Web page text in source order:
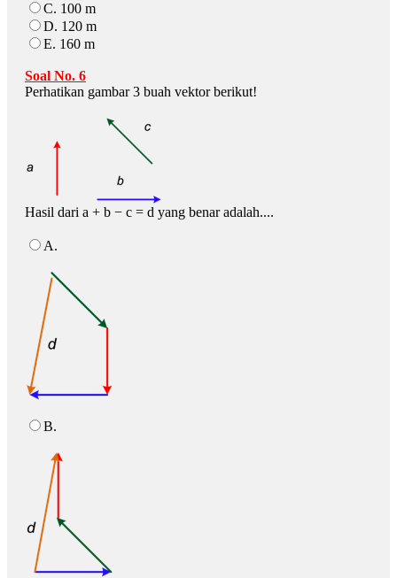
C. 100 m
D. 120 m
E. 160 m
Soal No. 6
Perhatikan gambar 3 buah vektor berikut!
Hasil dari a + b − c = d yang benar adalah....
A.
B.